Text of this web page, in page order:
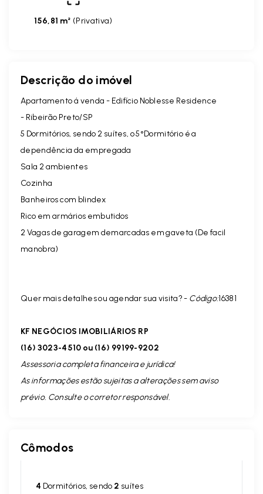
156,81 m² (Privativa)
Descrição do imóvel
Apartamento á venda - Edifício Noblesse Residence
- Ribeirão Preto/SP
5 Dormitórios, sendo 2 suítes, o 5°Dormitório é a
dependência da empregada
Sala 2 ambientes
Cozinha
Banheiros com blindex
Rico em armários embutidos
2 Vagas de garagem demarcadas em gaveta (De facil
manobra)
Quer mais detalhes ou agendar sua visita? - Código:16381
KF NEGÓCIOS IMOBILIÁRIOS RP
(16) 3023-4510 ou (16) 99199-9202
Assessoria completa financeira e jurídica!
As informações estão sujeitas a alterações sem aviso
prévio. Consulte o corretor responsável.
Cômodos
4 Dormitórios, sendo 2 suítes